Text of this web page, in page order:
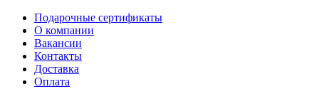
Подарочные сертификаты
О компании
Вакансии
Контакты
Доставка
Оплата